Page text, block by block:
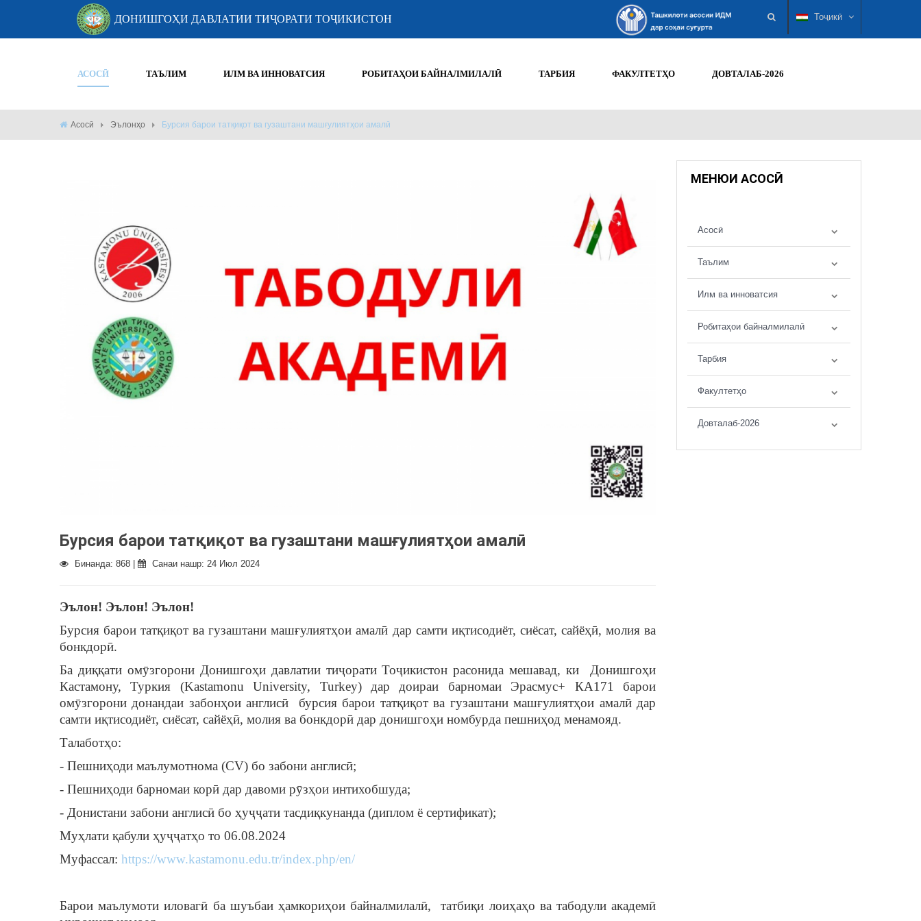
ДОНИШГОҲИ ДАВЛАТИИ ТИҶОРАТИ ТОҶИКИСТОН Тоҷикӣ
АСОСӢ ТАЪЛИМ ИЛМ ВА ИННОВАТСИЯ РОБИТАҲОИ БАЙНАЛМИЛАЛӢ ТАРБИЯ ФАКУЛТЕТҲО ДОВТАЛАБ-2026
Асосӣ Эълонҳо Бурсия барои татқиқот ва гузаштани машғулиятҳои амалӣ
Бурсия барои татқиқот ва гузаштани машғулиятҳои амалӣ
Бинанда: 868 | Санаи нашр: 24 Июл 2024
Эълон! Эълон! Эълон!
Бурсия барои татқиқот ва гузаштани машғулиятҳои амалӣ дар самти иқтисодиёт, сиёсат, сайёҳӣ, молия ва
бонкдорӣ.
Ба диққати омӯзгорони Донишгоҳи давлатии тиҷорати Тоҷикистон расонида мешавад, ки Донишгоҳи
Кастамону, Туркия (Kastamonu University, Turkey) дар доираи барномаи Эрасмус+ КА171 барои
омӯзгорони донандаи забонҳои англисӣ бурсия барои татқиқот ва гузаштани машғулиятҳои амалӣ дар
самти иқтисодиёт, сиёсат, сайёҳӣ, молия ва бонкдорӣ дар донишгоҳи номбурда пешниҳод менамояд.
Талаботҳо:
- Пешниҳоди маълумотнома (CV) бо забони англисӣ;
- Пешниҳоди барномаи корӣ дар давоми рӯзҳои интихобшуда;
- Донистани забони англисӣ бо ҳуҷҷати тасдиқкунанда (диплом ё сертификат);
Муҳлати қабули ҳуҷҷатҳо то 06.08.2024
Муфассал: https://www.kastamonu.edu.tr/index.php/en/
Барои маълумоти иловагӣ ба шуъбаи ҳамкориҳои байналмилалӣ, татбиқи лоиҳаҳо ва табодули академӣ
МЕНЮИ АСОСӢ
Асосӣ
Таълим
Илм ва инноватсия
Робитаҳои байналмилалӣ
Тарбия
Факултетҳо
Довталаб-2026